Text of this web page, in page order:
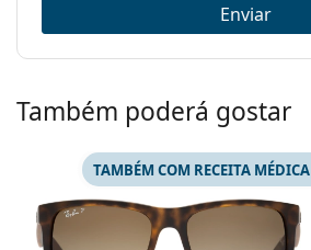
Enviar
Também poderá gostar
TAMBÉM COM RECEITA MÉDICA